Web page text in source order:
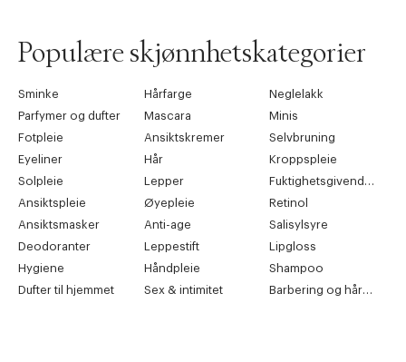
Populære skjønnhetskategorier
Sminke Hårfarge
Neglelakk
Parfymer og dufter
Mascara
Minis
Fotpleie
Ansiktskremer
Selvbruning
Eyeliner
Hår
Kroppspleie
Solpleie
Lepper
Ansiktspleie
Øyepleie
Retinol
Ansiktsmasker
Anti-age
Salisylsyre
Deodoranter
Leppestift
Lipgloss
Hygiene
Håndpleie
Shampoo
Dufter til hjemmet
Sex & intimitet